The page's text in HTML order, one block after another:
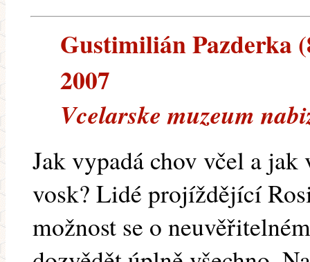
Gustimilián Pazderka
2007
Vcelarske muzeum
Jak vypadá chov včel a
vosk? Lidé projíždějící
možnost se o